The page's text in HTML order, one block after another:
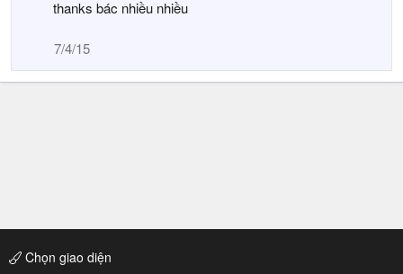
o
thanks bác nhiều nhiều
7/4/15
Chọn giao diện